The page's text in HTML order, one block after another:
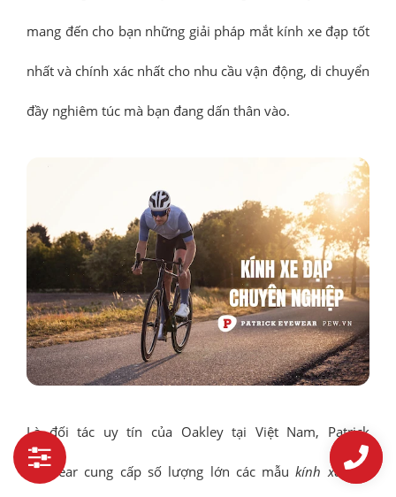
Màu tròng Kiểu tròng
Công nghệ tròng Chất liệu tròng
Giá
mang đến cho bạn những giải pháp mắt kính xe đạp tốt
nhất và chính xác nhất cho nhu cầu vận động, di chuyển
đầy nghiêm túc mà bạn đang dấn thân vào.
Là đối tác uy tín của Oakley tại Việt Nam, Patrick
Eyewear cung cấp số lượng lớn các mẫukính xe đạp